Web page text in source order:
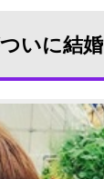
いに結婚